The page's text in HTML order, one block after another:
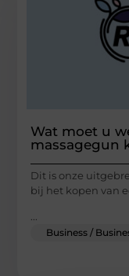
Wat moet u
massagegun
Dit is onze
bij het kopen van
Business /